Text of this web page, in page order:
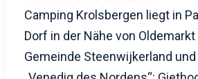
Camping Krolsbergen liegt in
Dorf in der Nähe von Oldemarkt
Gemeinde Steenwijkerland und
„Venedig des Nordens“: